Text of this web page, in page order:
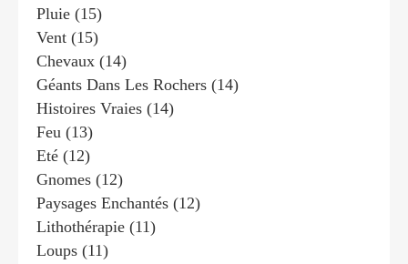
Pluie (15)
Vent (15)
Chevaux (14)
Géants Dans Les Rochers (14)
Histoires Vraies (14)
Feu (13)
Eté (12)
Gnomes (12)
Paysages Enchantés (12)
Lithothérapie (11)
Loups (11)